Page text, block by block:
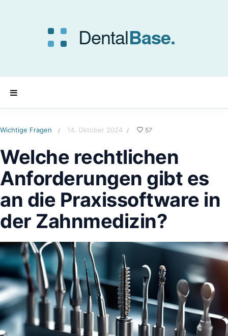
Wichtige Fragen / 14. Oktober 2024 / 57
Welche rechtlichen
Anforderungen gibt es
an die Praxissoftware in
der Zahnmedizin?